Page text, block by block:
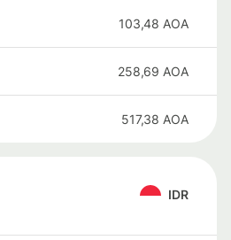
103,48 AOA
258,69 AOA
517,38 AOA
IDR